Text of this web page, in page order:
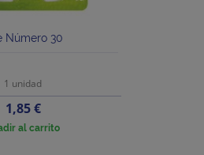
Número 30
1 unidad
Precio
1,85 €
al carrito